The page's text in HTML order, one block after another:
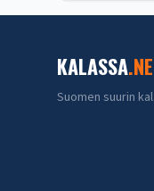
KALASSA
Suomen suurin